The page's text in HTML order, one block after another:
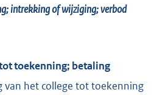
intrekking of wijziging; verbod
toekenning; betaling
van het college tot toekenning